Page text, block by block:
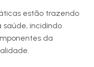
estão trazendo
incidindo
da